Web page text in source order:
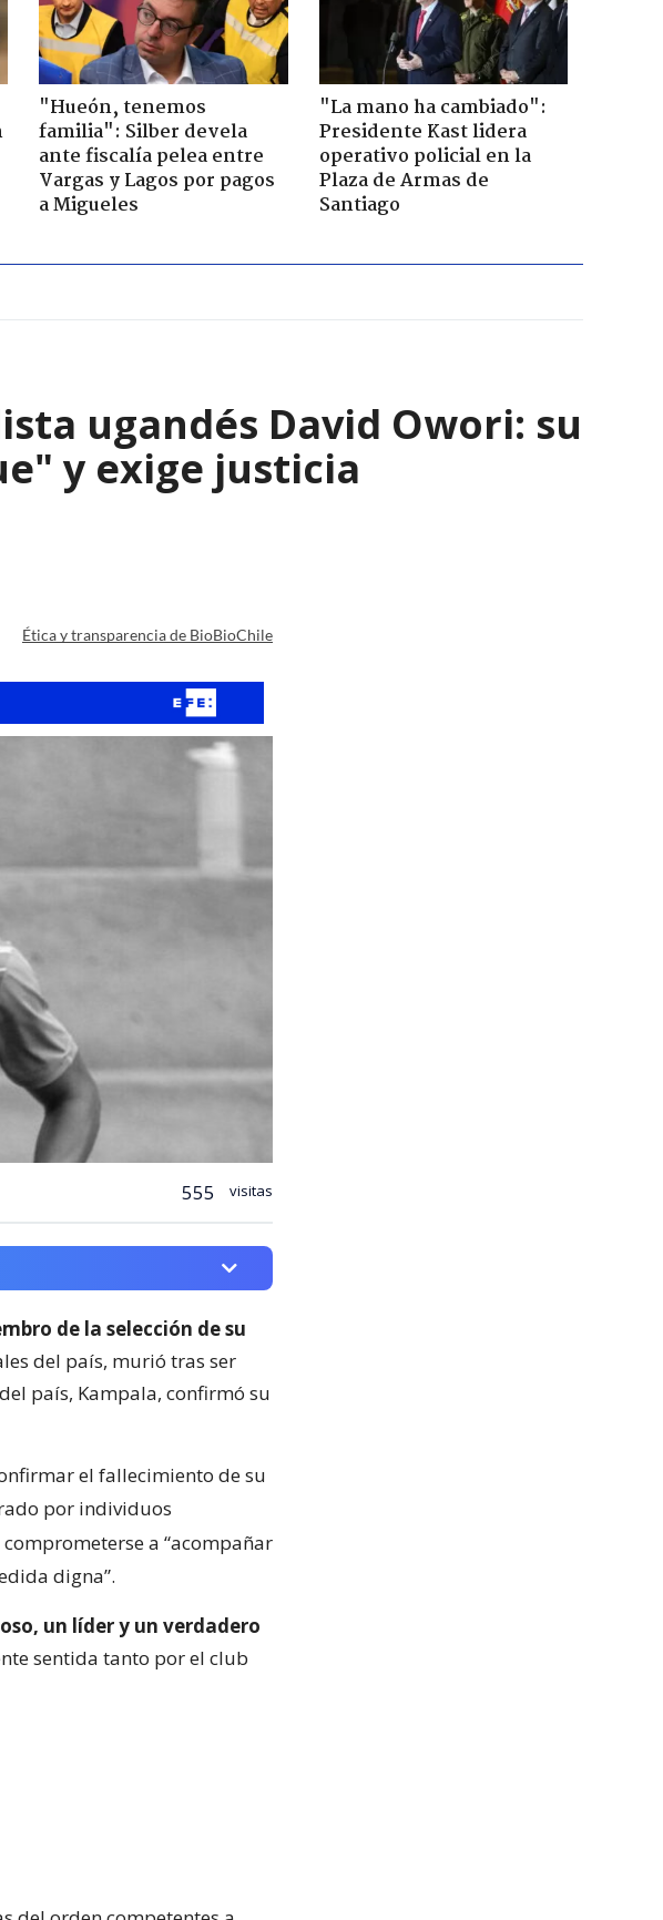
"Hueón, tenemos
familia": Silber devela
ante fiscalía pelea entre
Vargas y Lagos por pagos
a Migueles
"La mano ha cambiado":
Presidente Kast lidera
operativo policial en la
Plaza de Armas de
Santiago
ugandés David Owori: su
y exige justicia
Ética y transparencia de BioBioChile
555 visitas
de la selección de su
del país, murió tras ser
país, Kampala, confirmó su
el fallecimiento de su
por individuos
a “acompañar
digna”.
un líder y un verdadero
sentida tanto por el club